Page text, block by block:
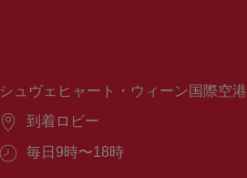
シュヴェヒャート・ウィーン国際空港
場
到着ロビー
営
毎日9時〜18時